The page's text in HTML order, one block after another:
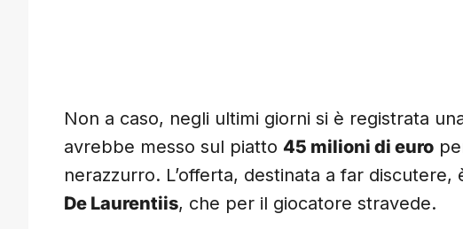
Non a caso, negli ultimi giorni si è registrata
avrebbe messo sul piatto 45 milioni di euro
nerazzurro. L’offerta, destinata a far
De Laurentiis, che per il giocatore stravede.